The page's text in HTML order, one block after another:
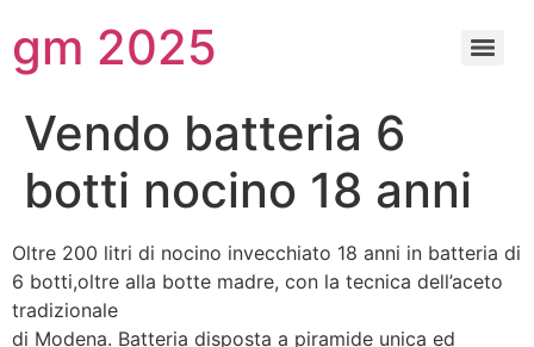
gm 2025
Vendo batteria 6
botti nocino 18 anni
Oltre 200 litri di nocino invecchiato 18 anni in batteria di
6 botti,oltre alla botte madre, con la tecnica dell’aceto
tradizionale
di Modena. Batteria disposta a piramide unica ed